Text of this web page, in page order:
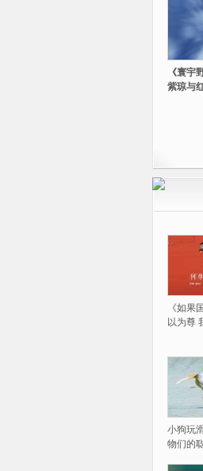
《寰宇
紫琼与
《如果
以为尊
小狗玩
物们的